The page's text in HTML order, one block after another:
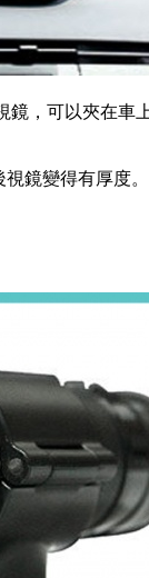
鏡，可以夾在車
鏡變得有厚度。